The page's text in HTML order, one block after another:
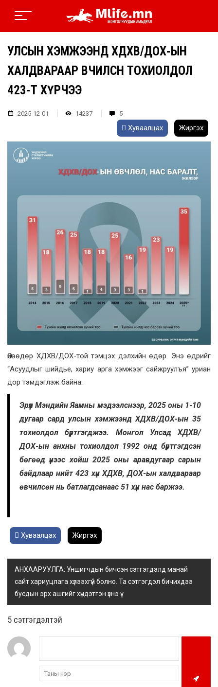
УЛСЫН ХЭМЖЭЭНД ХДХВ/ДОХ-ЫН
ХАЛДВАРААР ӨВЧИЛСӨН ТОХИОЛДОЛ
423-Т ХҮРЧЭЭ
2025-12-01 14237 5
Хуваалцах Жиргэх
Өнөөдөр ХДХВ/ДОХ-той тэмцэх дэлхийн өдөр. Энэ өдрийг
“Асуудлыг шийдье, хариу арга хэмжээг сайжруулъя” уриан
дор тэмдэглэж байна.
Эрүүл Мэндийн Яамны мэдээлснээр, 2025 оны 1-10
дугаар сард улсын хэмжээнд ХДХВ/ДОХ-ын 35
тохиолдол бүртгэгджээ. Монгол Улсад ХДХВ/
ДОХ-ын анхны тохиолдол 1992 онд бүртгэгдсэн
бөгөөд үүнээс хойш 2025 оны аравдугаар сарын
байдлаар нийт 423 хүн ХДХВ, ДОХ-ын халдвараар
өвчилсөн нь батлагдсанаас 51 хүн нас баржээ.
Хуваалцах Жиргэх
АНХААРУУЛГА: Уншигчдын бичсэн сэтгэгдэлд манай
сайт хариуцлага хүлээхгүй болно. Та сэтгэгдэл бичихдээ
бусдын эрх ашгийг хүндэтгэн үзнэ үү.
5 cэтгэгдэлтэй